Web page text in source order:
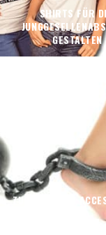
SHIRTS FÜR
GESTALTEN
ZUBEHÖR UND